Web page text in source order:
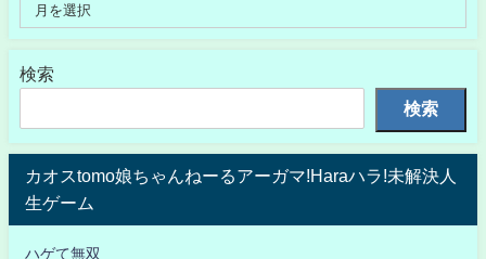
検索
検索
カオスtomo娘ちゃんねーるアーガマ!Haraハラ!未解決人
生ゲーム
ハゲて無双